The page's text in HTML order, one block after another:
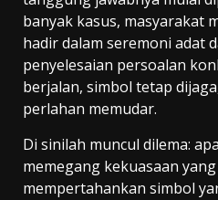
banyak kasus, masyarakat
hadir dalam seremoni adat
penyelesaian persoalan
berjalan, simbol tetap
perlahan memudar.
Di sinilah muncul dilema:
memegang kekuasaan
mempertahankan simbol